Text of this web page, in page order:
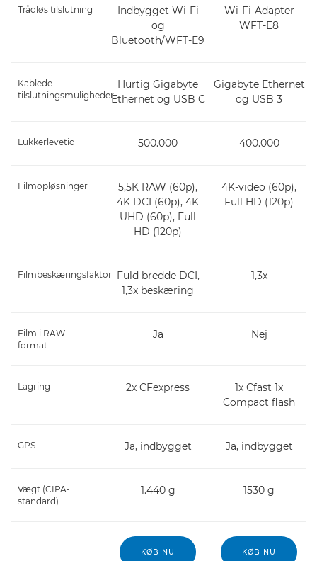
Trådløs tilslutning
Indbygget Wi-Fi
og
Bluetooth/WFT-E9
Wi-Fi-Adapter
WFT-E8
Kablede
tilslutningsmuligheder
Hurtig Gigabyte
Ethernet og USB C
Gigabyte Ethernet
og USB 3
Lukkerlevetid 500.000 400.000
Filmopløsninger
5,5K RAW (60p),
4K DCI (60p), 4K
UHD (60p), Full
HD (120p)
4K-video (60p),
Full HD (120p)
Filmbeskæringsfaktor Fuld bredde DCI,
1,3x beskæring
1,3x
Film i RAW-
format
Ja Nej
Lagring 2x CFexpress
1x Cfast 1x
Compact flash
GPS Ja, indbygget Ja, indbygget
Vægt (CIPA-
standard)
1.440 g 1530 g
KØB NU KØB NU